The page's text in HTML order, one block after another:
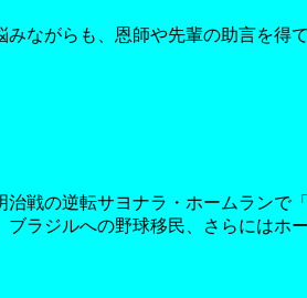
ながらも、恩師や先輩の助言を得
戦の逆転サヨナラ・ホームランで
ラジルへの野球移民、さらにはホ